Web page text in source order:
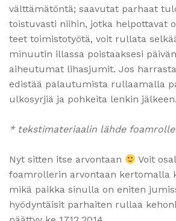
välttämätöntä; saavutat parhaat
toistuvasti niihin, jotka helpottavat
teet toimistotyötä, voit rullata
minuutin illassa poistaaksesi
aiheutumat lihasjumit. Jos
edistää palautumista rullaamalla
ulkosyrjiä ja pohkeita lenkin jälkeen.
* tekstimateriaalin lähde
Nyt sitten itse arvontaan
Voit
foamrollerin arvontaan kertomalla
mikä paikka sinulla on eniten
hyödyntäisit parhaiten rullaa